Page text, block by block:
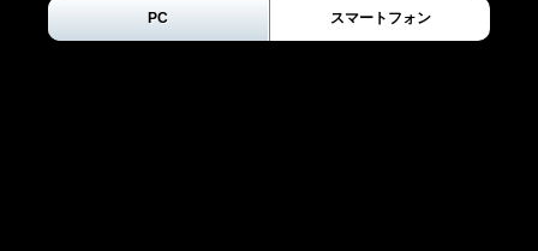
PC スマートフォン